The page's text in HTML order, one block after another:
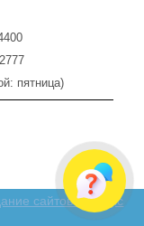
пятница)
сайтов Skylogic